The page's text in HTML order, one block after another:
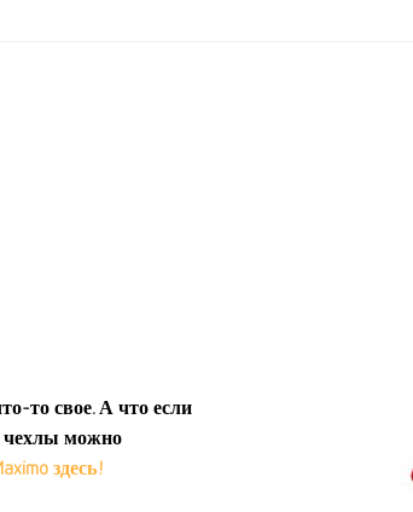
то свое. А что если
чехлы можно
здесь!